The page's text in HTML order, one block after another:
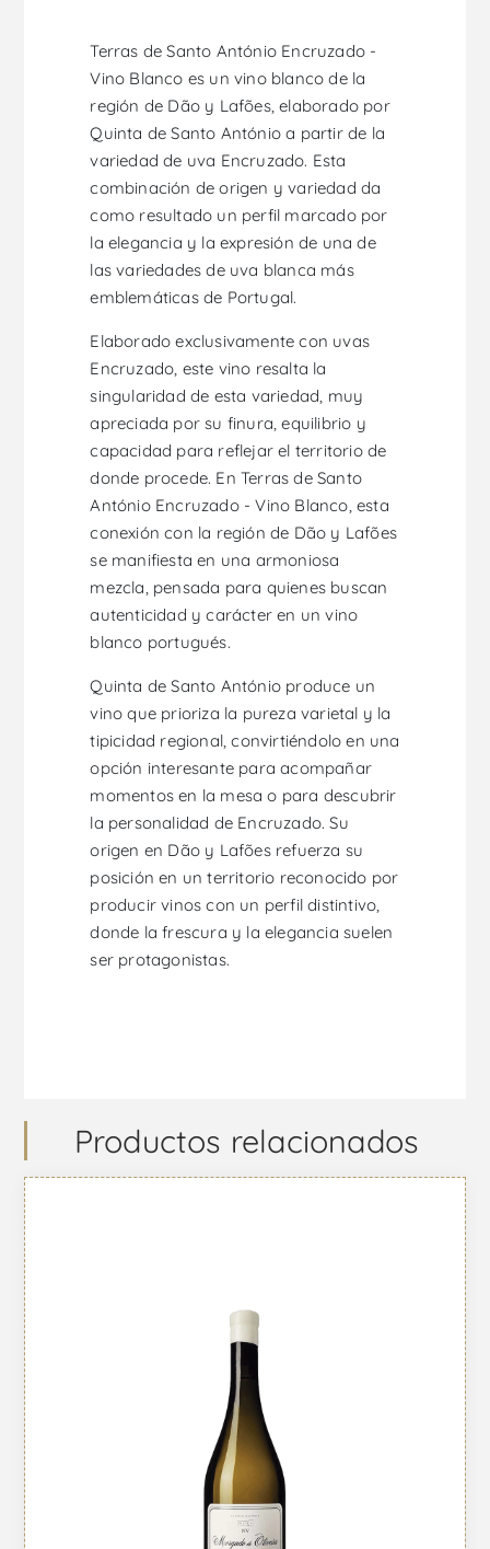
Terras de Santo António Encruzado -
Vino Blanco es un vino blanco de la
región de Dão y Lafões, elaborado por
Quinta de Santo António a partir de la
variedad de uva Encruzado. Esta
combinación de origen y variedad da
como resultado un perfil marcado por
la elegancia y la expresión de una de
las variedades de uva blanca más
emblemáticas de Portugal.
Elaborado exclusivamente con uvas
Encruzado, este vino resalta la
singularidad de esta variedad, muy
apreciada por su finura, equilibrio y
capacidad para reflejar el territorio de
donde procede. En Terras de Santo
António Encruzado - Vino Blanco, esta
conexión con la región de Dão y Lafões
se manifiesta en una armoniosa
mezcla, pensada para quienes buscan
autenticidad y carácter en un vino
blanco portugués.
Quinta de Santo António produce un
vino que prioriza la pureza varietal y la
tipicidad regional, convirtiéndolo en una
opción interesante para acompañar
momentos en la mesa o para descubrir
la personalidad de Encruzado. Su
origen en Dão y Lafões refuerza su
posición en un territorio reconocido por
producir vinos con un perfil distintivo,
donde la frescura y la elegancia suelen
ser protagonistas.
Productos relacionados